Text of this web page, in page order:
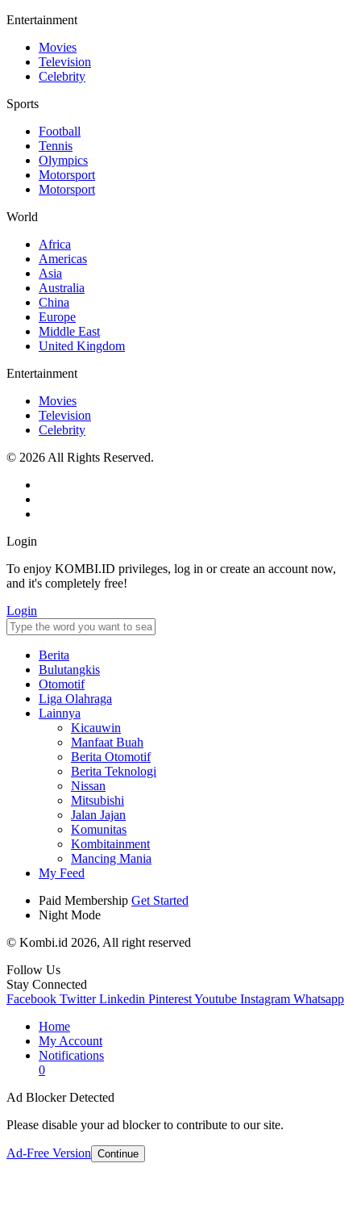
Entertainment
Movies
Television
Celebrity
Sports
Football
Tennis
Olympics
Motorsport
Motorsport
World
Africa
Americas
Asia
Australia
China
Europe
Middle East
United Kingdom
Entertainment
Movies
Television
Celebrity
© 2026 All Rights Reserved.
Login
To enjoy KOMBI.ID privileges, log in or create an account now,
and it's completely free!
Login
Berita
Bulutangkis
Otomotif
Liga Olahraga
Lainnya
Kicauwin
Manfaat Buah
Berita Otomotif
Berita Teknologi
Nissan
Mitsubishi
Jalan Jajan
Komunitas
Kombitainment
Mancing Mania
My Feed
Paid Membership Get Started
Night Mode
© Kombi.id 2026, All right reserved
Follow Us
Stay Connected
Facebook Twitter Linkedin PinterestYoutube Instagram Whatsapp
Home
My Account
Notifications
0
Ad Blocker Detected
Please disable your ad blocker to contribute to our site.
Ad-Free Version Continue